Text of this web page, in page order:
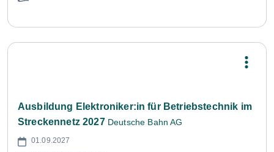
Ausbildung Elektroniker:in für Betriebstechnik im
Streckennetz 2027 Deutsche Bahn AG
01.09.2027